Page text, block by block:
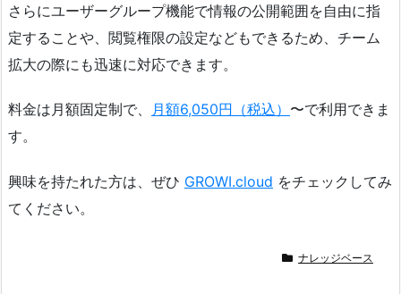
さらにユーザーグループ機能で情報の公開範囲を自由に指
定することや、閲覧権限の設定などもできるため、チーム
拡大の際にも迅速に対応できます。
料金は月額固定制で、 月額6,050円（税込） 〜で利用できま
す。
興味を持たれた方は、ぜひ GROWI.cloud をチェックしてみ
てください。
ナレッジベース